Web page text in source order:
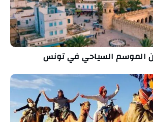
الموسم السياحي في تونس